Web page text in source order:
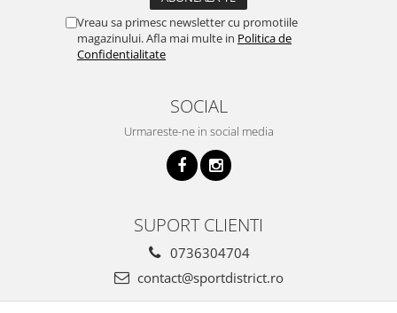
Vreau sa primesc newsletter cu promotiile
magazinului. Afla mai multe in Politica de
Confidentialitate
SOCIAL
Urmareste-ne in social media
SUPORT CLIENTI
0736304704
contact@sportdistrict.ro